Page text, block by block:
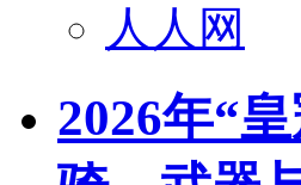
人人网
2026年“